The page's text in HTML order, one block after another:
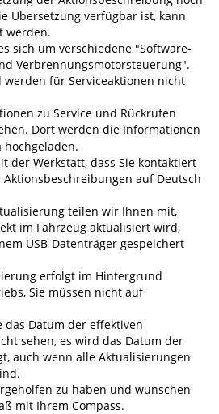
Übersetzung verfügbar ist, kann
werden.
sich um verschiedene "Software-
Verbrennungsmotorsteuerung".
für Serviceaktionen nicht
zu Service und Rückrufen
Dort werden die Informationen
der Werkstatt, dass Sie kontaktiert
auf Deutsch
teilen wir Ihnen mit,
im Fahrzeug aktualisiert wird,
USB-Datenträger gespeichert
erfolgt im Hintergrund
Sie müssen nicht auf
das Datum der effektiven
sehen, es wird das Datum der
auch wenn alle Aktualisierungen
zu haben und wünschen
mit Ihrem Compass.